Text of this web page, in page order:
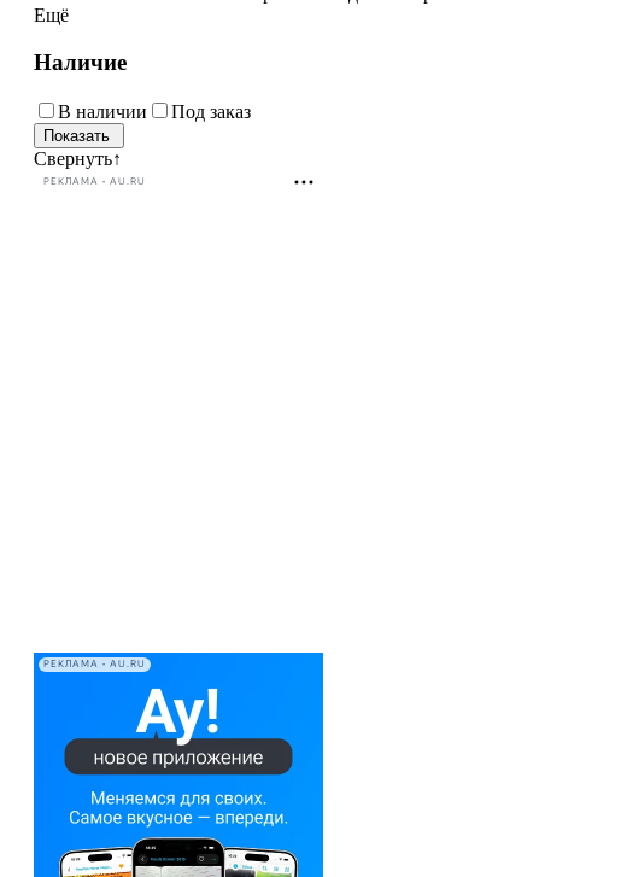
Ещё
Наличие
В наличии Под заказ
Свернуть↑
РЕКЛАМА • AU.RU
РЕКЛАМА • AU.RU